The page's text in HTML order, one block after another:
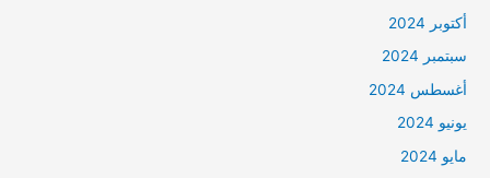
أكتوبر 2024
سبتمبر 2024
أغسطس 2024
يونيو 2024
مايو 2024